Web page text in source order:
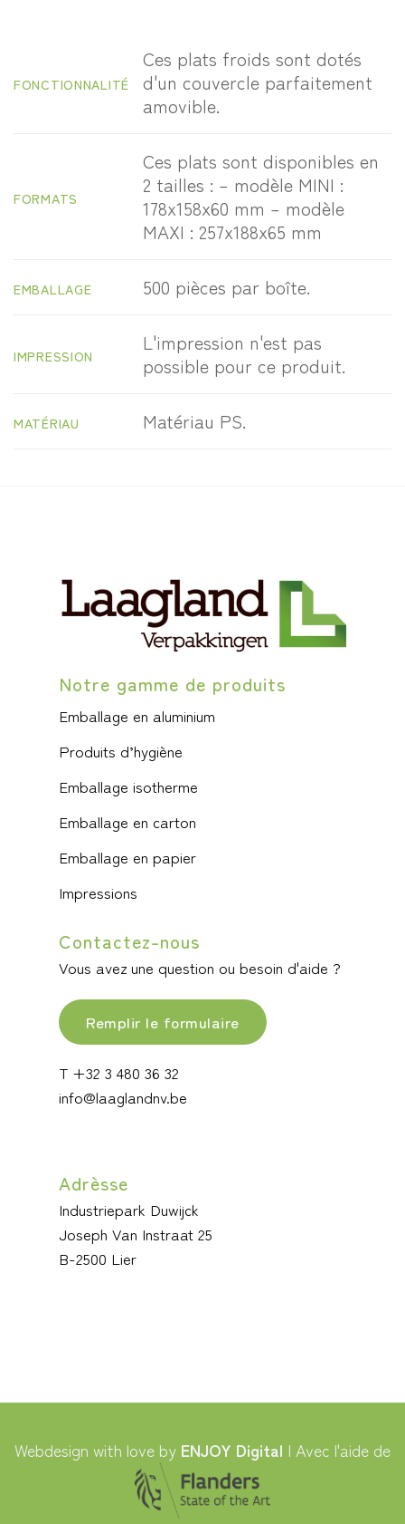
FONCTIONNALITÉ
Ces plats froids sont dotés
d'un couvercle parfaitement
amovible.
FORMATS
Ces plats sont disponibles en
2 tailles : – modèle MINI :
178x158x60 mm – modèle
MAXI : 257x188x65 mm
EMBALLAGE 500 pièces par boîte.
IMPRESSION
L'impression n'est pas
possible pour ce produit.
MATÉRIAU Matériau PS.
Notre gamme de produits
Emballage en aluminium
Produits d’hygiène
Emballage isotherme
Emballage en carton
Emballage en papier
Impressions
Contactez-nous
Vous avez une question ou besoin d'aide ?
Remplir le formulaire
T +32 3 480 36 32
info@laaglandnv.be
Adrèsse
Industriepark Duwijck
Joseph Van Instraat 25
B-2500 Lier
Webdesign with love by ENJOY Digital | Avec l'aide de